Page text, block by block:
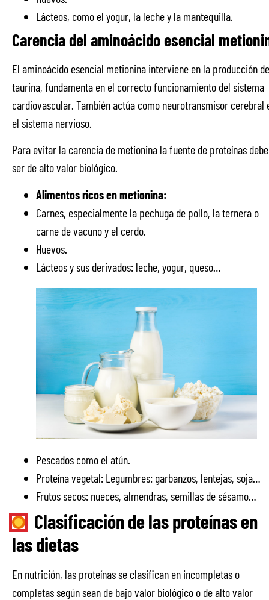
Lácteos, como el yogur, la leche y la mantequilla.
Carencia del aminoácido esencial
El aminoácido esencial metionina interviene en la producción de
taurina, fundamenta en el correcto funcionamiento del sistema
cardiovascular. También actúa como neurotransmisor cerebral
el sistema nervioso.
Para evitar la carencia de metionina la fuente de proteínas debe
ser de alto valor biológico.
Alimentos ricos en metionina:
Carnes, especialmente la pechuga de pollo, la ternera o
carne de vacuno y el cerdo.
Huevos.
Lácteos y sus derivados: leche, yogur, queso…
Pescados como el atún.
Proteína vegetal: Legumbres: garbanzos, lentejas, soja…
Frutos secos: nueces, almendras, semillas de sésamo…
Clasificación de las proteínas en
las dietas
En nutrición, las proteínas se clasifican en incompletas o
completas según sean de bajo valor biológico o de alto valor